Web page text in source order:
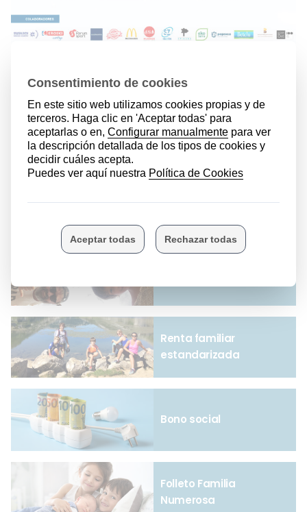
Guía de descuentos
2026
Seguro de vida
Renta familiar
estandarizada
Bono social
Folleto Familia
Numerosa